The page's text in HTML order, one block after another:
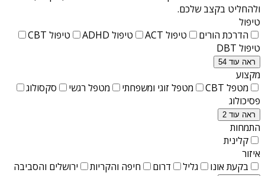
ולהחליט בקצב שלכם.
טיפול
הדרכת הורים
טיפול ACT טיפול ADHD
טיפול CBT
טיפול DBT
ראה עוד 54
מקצוע
מטפל CBT
מטפל זוגי ומשפחתי מטפל רגשי
סקסולוג
פסיכולוג
ראה עוד 2
התמחות
קלינית
איזור
בקעת אונו
גליל דרום חיפה והקריות ירושלים והסביבה